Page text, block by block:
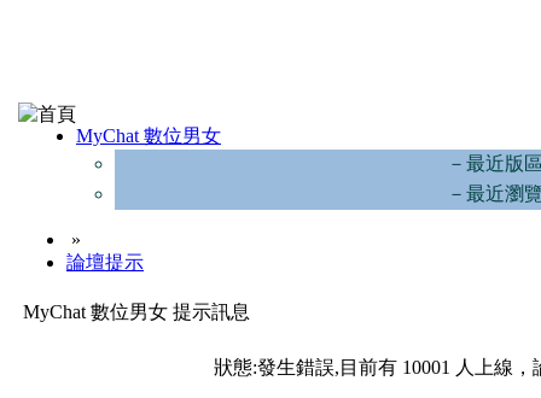
MyChat 數位男女
－最近版
－最近瀏
»
論壇提示
MyChat 數位男女 提示訊息
狀態:發生錯誤,目前有 10001 人上線